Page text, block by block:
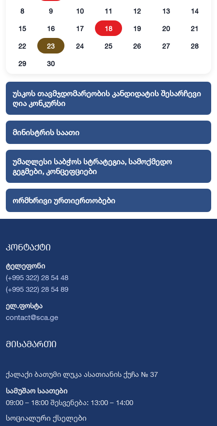
8 9 10 11 12 13 14
15 16 17 18 19 20 21
22 23 24 25 26 27 28
29 30
უსკოს თავმჯდომარეობის კანდიდატის შესარჩევი
ღია კონკურსი
მინისტრის საათი
უმაღლესი საბჭოს სტრატეგია, სამოქმედო
გეგმები, კონცეფციები
ორმხრივი ურთიერთობები
კონტაქტი
ტელეფონი
(+995 322) 28 54 48
(+995 322) 28 54 89
ელ.ფოსტა
contact@sca.ge
მისამართი
ქალაქი ბათუმი ლუკა ასათიანის ქუჩა № 37
სამუშაო საათები
09:00 – 18:00 შესვენება: 13:00 – 14:00
სოციალური ქსელები